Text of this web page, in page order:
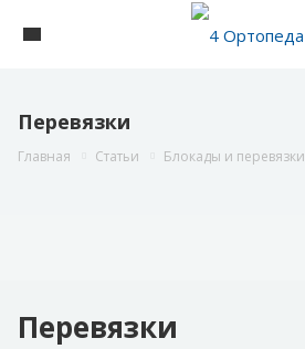
Перевязки
Главная Статьи Блокады и перевязки
Перевязки